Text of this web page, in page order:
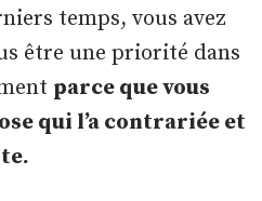
temps, vous avez
être une priorité dans
parce que vous
qui l’a contrariée et